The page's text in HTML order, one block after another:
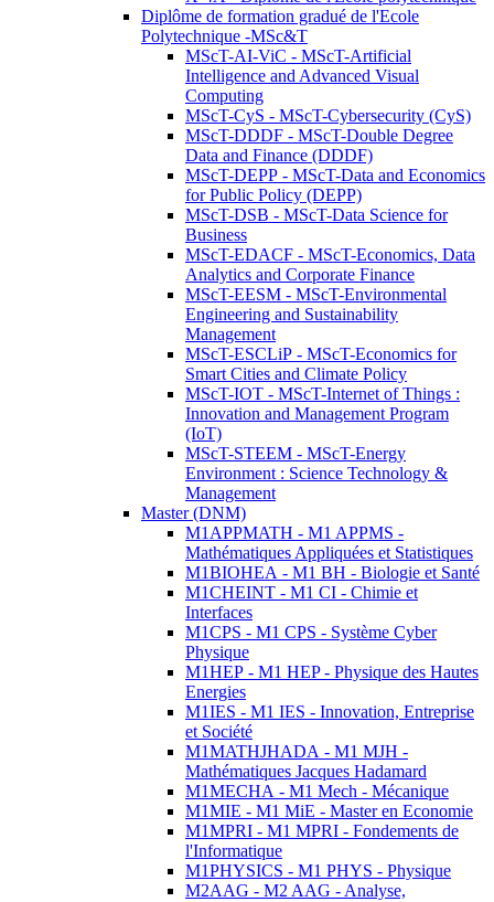
Diplôme de formation gradué de l'Ecole
Polytechnique -MSc&T
MScT-AI-ViC - MScT-Artificial
Intelligence and Advanced Visual
Computing
MScT-CyS - MScT-Cybersecurity (CyS)
MScT-DDDF - MScT-Double Degree
Data and Finance (DDDF)
MScT-DEPP - MScT-Data and Economics
for Public Policy (DEPP)
MScT-DSB - MScT-Data Science for
Business
MScT-EDACF - MScT-Economics, Data
Analytics and Corporate Finance
MScT-EESM - MScT-Environmental
Engineering and Sustainability
Management
MScT-ESCLiP - MScT-Economics for
Smart Cities and Climate Policy
MScT-IOT - MScT-Internet of Things :
Innovation and Management Program
(IoT)
MScT-STEEM - MScT-Energy
Environment : Science Technology &
Management
Master (DNM)
M1APPMATH - M1 APPMS -
Mathématiques Appliquées et Statistiques
M1BIOHEA - M1 BH - Biologie et Santé
M1CHEINT - M1 CI - Chimie et
Interfaces
M1CPS - M1 CPS - Système Cyber
Physique
M1HEP - M1 HEP - Physique des Hautes
Energies
M1IES - M1 IES - Innovation, Entreprise
et Société
M1MATHJHADA - M1 MJH -
Mathématiques Jacques Hadamard
M1MECHA - M1 Mech - Mécanique
M1MIE - M1 MiE - Master en Economie
M1MPRI - M1 MPRI - Fondements de
l'Informatique
M1PHYSICS - M1 PHYS - Physique
M2AAG - M2 AAG - Analyse,